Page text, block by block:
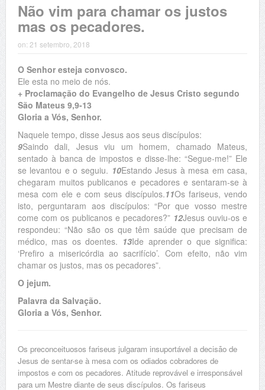
Não vim para chamar os justos
mas os pecadores.
on: 21 setembro, 2018
O Senhor esteja convosco.
Ele esta no meio de nós.
+ Proclamação do Evangelho de Jesus Cristo segundo
São Mateus 9,9-13
Gloria a Vós, Senhor.
Naquele tempo, disse Jesus aos seus discípulos:
9Saindo dali, Jesus viu um homem, chamado Mateus,
sentado à banca de impostos e disse-lhe: “Segue-me!” Ele
se levantou e o seguiu. 10Estando Jesus à mesa em casa,
chegaram muitos publicanos e pecadores e sentaram-se à
mesa com ele e com seus discípulos.11Os fariseus, vendo
isto, perguntaram aos discípulos: “Por que vosso mestre
come com os publicanos e pecadores?” 12Jesus ouviu-os e
respondeu: “Não são os que têm saúde que precisam de
médico, mas os doentes. 13Ide aprender o que significa:
‘Prefiro a misericórdia ao sacrifício’. Com efeito, não vim
chamar os justos, mas os pecadores”.
O jejum.
Palavra da Salvação.
Gloria a Vós, Senhor.
Os preconceituosos fariseus julgaram insuportável a decisão de
Jesus de sentar-se à mesa com os odiados cobradores de
impostos e com os pecadores. Atitude reprovável e irresponsável
para um Mestre diante de seus discípulos. Os fariseus